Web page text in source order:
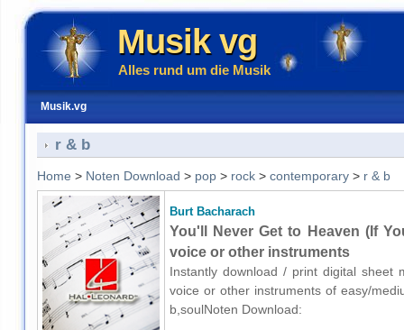
Musik vg
Alles rund um die Musik
Musik.vg
r & b
Home > Noten Download > pop> rock> contemporary> r & b
Burt Bacharach
You'll Never Get to Heaven (If
voice or other instruments
Instantly download / print digital sheet
voice or other instruments of easy/
b,soulNoten Download: